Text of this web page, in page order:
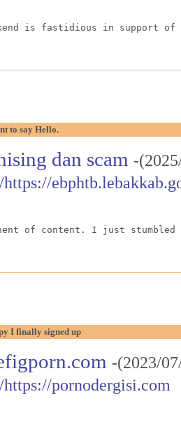
is fastidious in support of
to say Hello.
dan scam -
of content. I just
I finally signed up
-(2023/
pornodergisi.com